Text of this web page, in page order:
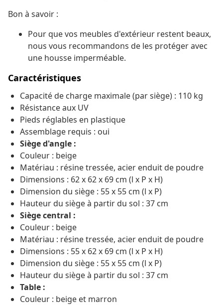
Bon à savoir :
Pour que vos meubles d'extérieur restent beaux,
nous vous recommandons de les protéger avec
une housse imperméable.
Caractéristiques
Capacité de charge maximale (par siège) : 110 kg
Résistance aux UV
Pieds réglables en plastique
Assemblage requis : oui
Siège d'angle :
Couleur : beige
Matériau : résine tressée, acier enduit de poudre
Dimensions : 62 x 62 x 69 cm (l x P x H)
Dimension du siège : 55 x 55 cm (l x P)
Hauteur du siège à partir du sol : 37 cm
Siège central :
Couleur : beige
Matériau : résine tressée, acier enduit de poudre
Dimensions : 55 x 62 x 69 cm (l x P x H)
Dimension du siège : 55 x 55 cm (l x P)
Hauteur du siège à partir du sol : 37 cm
Table :
Couleur : beige et marron